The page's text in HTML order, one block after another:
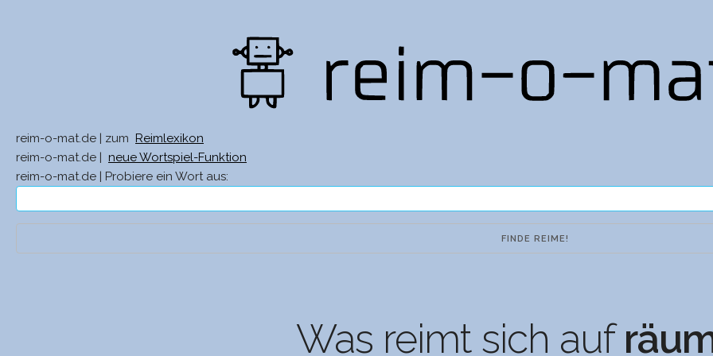
reim-o-mat.de | zum
Reimlexikon
reim-o-mat.de |
neue Wortspiel-Funktion
reim-o-mat.de | Probiere ein Wort aus:
Was reimt sich auf